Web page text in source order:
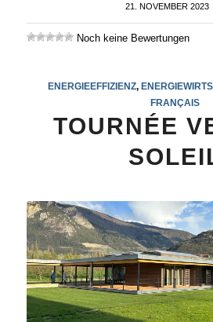
21. NOVEMBER 2023
/
Noch keine Bewertungen
ENERGIEEFFIZIENZ,
FRANÇAIS
TOURNÉE